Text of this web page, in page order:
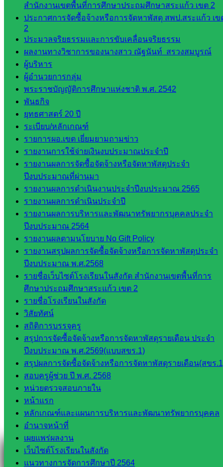
สำนักงานเขตพื้นที่การศึกษาประถมศึกษาสระแก้ว เขต 2
ประกาศการจัดซื้อจ้างหรือการจัดหาพัสดุ สพป.สระแก้ว เข
2
ประมวลจริยธรรมและการขับเคลื่อนจริยธรรม
ผลงานทางวิชาการของนางสาว ณัฐนันท์ สรวงสมบูรณ์
ผู้บริหาร
ผู้อำนวยการกลุ่ม
พระราชบัญญัติการศึกษาแห่งชาติ พ.ศ. 2542
พันธกิจ
ยุทธศาสตร์ 20 ปี
ระเบียบ/หลักเกณฑ์
รายการผอ.เขต เยี่ยมยามถามข่าว
รายงานการใช้จ่ายเงินงบประมาณประจำปี
รายงานผลการจัดซื้อจัดจ้างหรือจัดหาพัสดุประจำ
ปีงบประมาณที่ผ่านมา
รายงานผลการดำเนินงานประจำปีงบประมาณ 2565
รายงานผลการดำเนินประจำปี
รายงานผลการบริหารและพัฒนาทรัพยากรบุคคลประจำ
ปีงบประมาณ 2564
รายงานผลตามนโยบาย No Gift Policy
รายงานสรุปผลการจัดซื้อจัดจ้างหรือการจัดหาพัสดุประจำ
ปีงบประมาณ พ.ศ.2568
รายชื่อเว็บไซต์โรงเรียนในสังกัด สำนักงานเขตพื้นที่การ
ศึกษาประถมศึกษาสระแก้ว เขต 2
รายชื่อโรงเรียนในสังกัด
วิสัยทัศน์
สถิติการบรรจุครู
สรุปการจัดซื้อจัดจ้างหรือการจัดหาพัสดุรายเดือน ประจำ
ปีงบประมาณ พ.ศ.2569(แบบสขร.1)
สรุปผลการจัดซื้อจัดจ้างหรือการจัดหาพัสดุรายเดือน(สขร
สอบครูผู้ช่วย ปี พ.ศ. 2568
หน่วยตรวจสอบภายใน
หน้าแรก
หลักเกณฑ์และแผนการบริหารและพัฒนาทรัพยากรบุคคล
อำนาจหน้าที่
เผยแพร่ผลงาน
เว็บไซต์โรงเรียนในสังกัด
แนวทางการจัดการศึกษาปี 2564
พื้นที่การ
ศึกษา
ดาวน์โหลด
เอกสาร
กลุ่
มอำนวย
การ
กลุ่ม
บริหาร
งานงาน
เงินและ
สินทรัพย์
กลุ่มน
โยบาย
และแผน
กลุ่มส่ง
เสริมการ
จัดการ
ศึกษา
กลุ่ม
บริหาร
งาน
บุคคล
กลุ่ม
พัฒนาครู
และบุ
คลากรฯ
กลุ่มนิ
เทศ
ติดตาม
และประ
เมินผลฯ
::: ©2021 sakarea2.go.th. All rights reserved. Design By SK2 ICT
TEAM :::